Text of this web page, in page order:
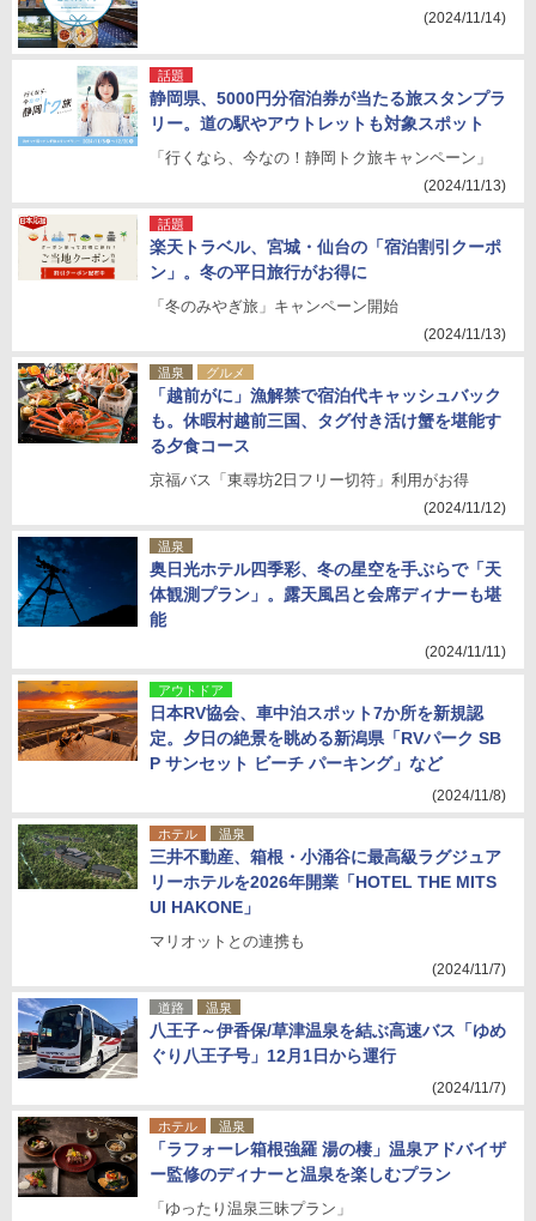
(2024/11/14)
話題
静岡県、5000円分宿泊券が当たる旅スタンプラ
リー。道の駅やアウトレットも対象スポット
「行くなら、今なの！静岡トク旅キャンペーン」
(2024/11/13)
話題
楽天トラベル、宮城・仙台の「宿泊割引クーポ
ン」。冬の平日旅行がお得に
「冬のみやぎ旅」キャンペーン開始
(2024/11/13)
温泉 グルメ
「越前がに」漁解禁で宿泊代キャッシュバック
も。休暇村越前三国、タグ付き活け蟹を堪能す
る夕食コース
京福バス「東尋坊2日フリー切符」利用がお得
(2024/11/12)
温泉
奥日光ホテル四季彩、冬の星空を手ぶらで「天
体観測プラン」。露天風呂と会席ディナーも堪
能
(2024/11/11)
アウトドア
日本RV協会、車中泊スポット7か所を新規認
定。夕日の絶景を眺める新潟県「RVパーク SB
P サンセット ビーチ パーキング」など
(2024/11/8)
ホテル 温泉
三井不動産、箱根・小涌谷に最高級ラグジュア
リーホテルを2026年開業「HOTEL THE MITS
UI HAKONE」
マリオットとの連携も
(2024/11/7)
道路 温泉
八王子～伊香保/草津温泉を結ぶ高速バス「ゆめ
ぐり八王子号」12月1日から運行
(2024/11/7)
ホテル 温泉
「ラフォーレ箱根強羅 湯の棲」温泉アドバイザ
ー監修のディナーと温泉を楽しむプラン
「ゆったり温泉三昧プラン」